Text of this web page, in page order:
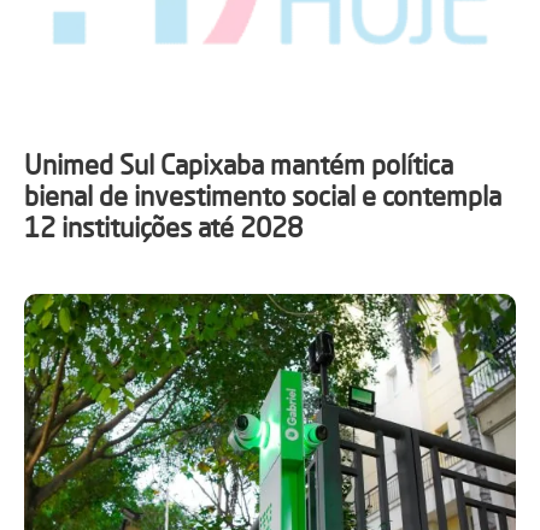
Unimed Sul Capixaba mantém política
bienal de investimento social e contempla
12 instituições até 2028